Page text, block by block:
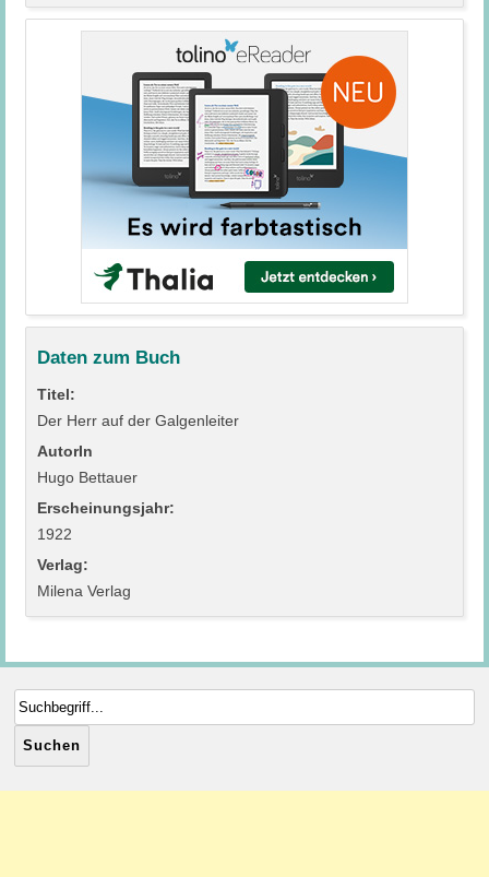
Daten zum Buch
Titel:
Der Herr auf der Galgenleiter
AutorIn
Hugo Bettauer
Erscheinungsjahr:
1922
Verlag:
Milena Verlag